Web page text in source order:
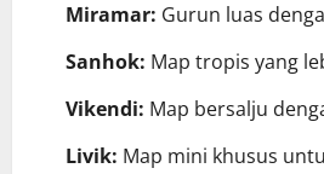
Miramar: Gurun luas
Sanhok: Map tropis yang
Vikendi: Map bersalju
Livik: Map mini khusus